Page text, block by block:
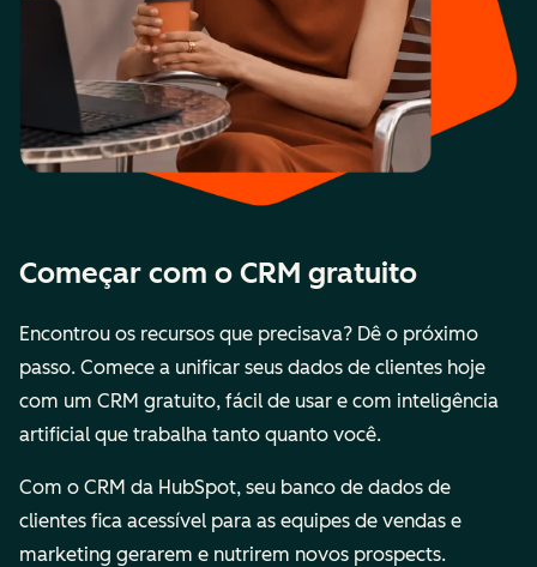
Começar com o CRM gratuito
Encontrou os recursos que precisava? Dê o próximo
passo. Comece a unificar seus dados de clientes hoje
com um CRM gratuito, fácil de usar e com inteligência
artificial que trabalha tanto quanto você.
Com o CRM da HubSpot, seu banco de dados de
clientes fica acessível para as equipes de vendas e
marketing gerarem e nutrirem novos prospects.